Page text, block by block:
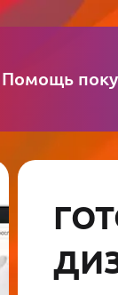
Помощь